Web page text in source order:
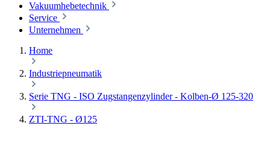
Vakuumhebetechnik
Service
Unternehmen
Home
Industriepneumatik
Serie TNG - ISO Zugstangenzylinder - Kolben-Ø 125-320
ZTI-TNG - Ø125